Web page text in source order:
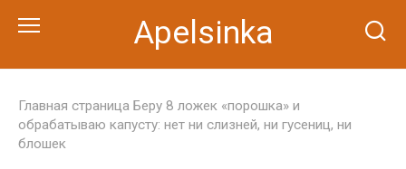
Apelsinka
Главная страница Беру 8 ложек «порошка» и
обрабатываю капусту: нет ни слизней, ни гусениц, ни
блошек